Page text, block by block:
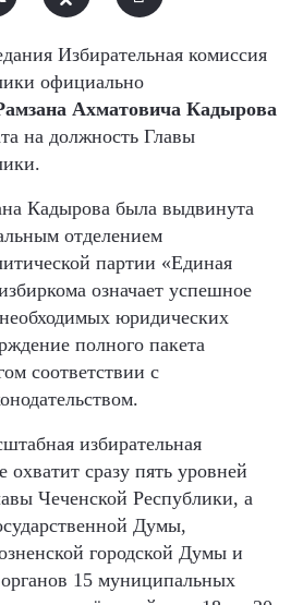
Избирательная комиссия
официально
Ахматовича Кадырова
на должность Главы
Кадырова была выдвинута
отделением
партии «Единая
означает успешное
юридических
полного пакета
соответствии с
избирательная
охватит сразу пять уровней
Чеченской Республики, а
Думы,
городской Думы и
15 муниципальных